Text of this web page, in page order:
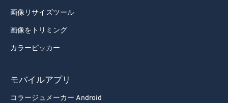
画像リサイズツール
画像をトリミング
カラーピッカー
モバイルアプリ
コラージュメーカー Android